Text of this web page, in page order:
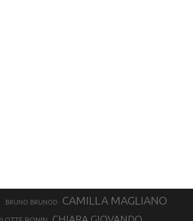
BRUNO BRUNOD CAMILLA MAGLIANO